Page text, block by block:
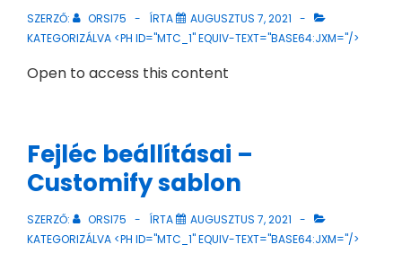
SZERZŐ: ORSI75 ÍRTA
AUGUSZTUS 7, 2021
KATEGORIZÁLVA <PH ID="MTC_1" EQUIV-TEXT="BASE64:JXM="/>
Open to access this content
Fejléc beállításai –
Customify sablon
SZERZŐ: ORSI75 ÍRTA
AUGUSZTUS 7, 2021
KATEGORIZÁLVA <PH ID="MTC_1" EQUIV-TEXT="BASE64:JXM="/>